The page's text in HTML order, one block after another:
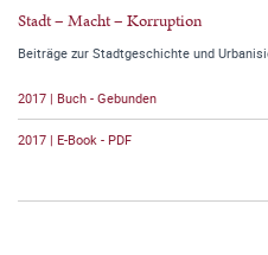
Stadt – Macht – Korruption
Beiträge zur Stadtgeschichte und
2017 | Buch - Gebunden
2017 | E-Book - PDF